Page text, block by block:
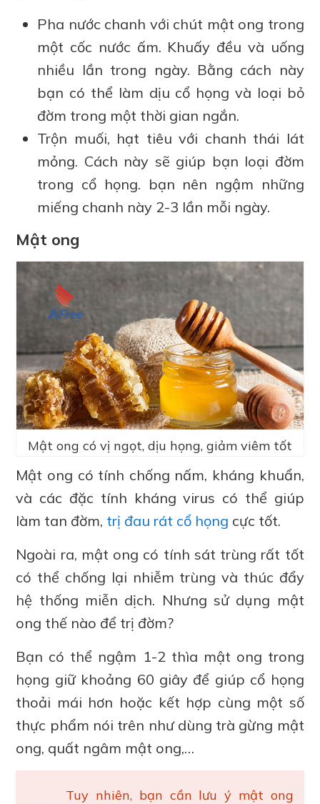
Pha nước chanh với chút mật ong trong
một cốc nước ấm. Khuấy đều và uống
nhiều lần trong ngày. Bằng cách này
bạn có thể làm dịu cổ họng và loại bỏ
đờm trong một thời gian ngắn.
Trộn muối, hạt tiêu với chanh thái lát
mỏng. Cách này sẽ giúp bạn loại đờm
trong cổ họng. bạn nên ngậm những
miếng chanh này 2-3 lần mỗi ngày.
Mật ong
Mật ong có vị ngọt, dịu họng, giảm viêm tốt
Mật ong có tính chống nấm, kháng khuẩn,
và các đặc tính kháng virus có thể giúp
làm tan đờm, trị đau rát cổ họng cực tốt.
Ngoài ra, mật ong có tính sát trùng rất tốt
có thể chống lại nhiễm trùng và thúc đẩy
hệ thống miễn dịch. Nhưng sử dụng mật
ong thế nào để trị đờm?
Bạn có thể ngậm 1-2 thìa mật ong trong
họng giữ khoảng 60 giây để giúp cổ họng
thoải mái hơn hoặc kết hợp cùng một số
thực phẩm nói trên như dùng trà gừng mật
ong, quất ngâm mật ong,…
Tuy nhiên, bạn cần lưu ý mật ong